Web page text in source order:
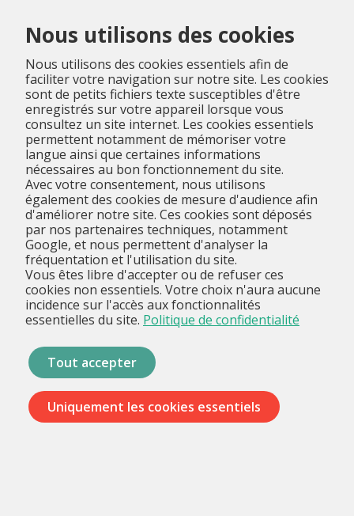
Nous utilisons des cookies
Nous utilisons des cookies essentiels afin de
faciliter votre navigation sur notre site. Les cookies
sont de petits fichiers texte susceptibles d'être
enregistrés sur votre appareil lorsque vous
consultez un site internet. Les cookies essentiels
permettent notamment de mémoriser votre
langue ainsi que certaines informations
nécessaires au bon fonctionnement du site.
Avec votre consentement, nous utilisons
également des cookies de mesure d'audience afin
d'améliorer notre site. Ces cookies sont déposés
par nos partenaires techniques, notamment
Google, et nous permettent d'analyser la
fréquentation et l'utilisation du site.
Vous êtes libre d'accepter ou de refuser ces
cookies non essentiels. Votre choix n'aura aucune
incidence sur l'accès aux fonctionnalités
essentielles du site. Politique de confidentialité
Tout accepter
Uniquement les cookies essentiels
Menu